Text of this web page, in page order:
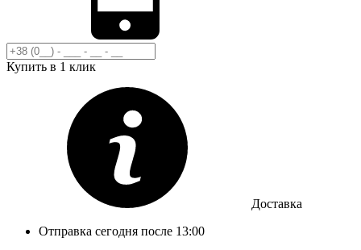
Купить в 1 клик
Доставка
Отправка сегодня после 13:00